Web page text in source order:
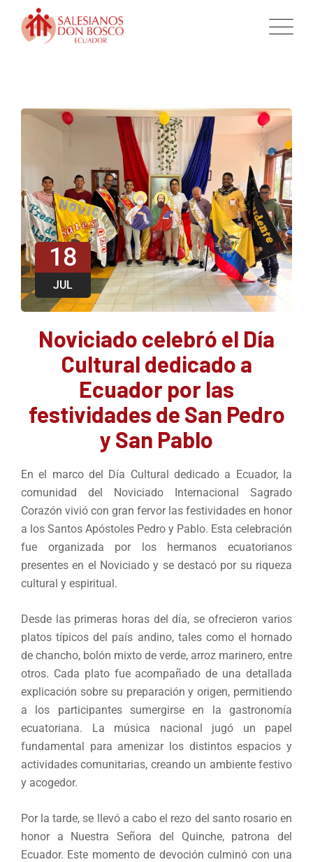
18
JUL
Noviciado celebró el Día
Cultural dedicado a
Ecuador por las
festividades de San Pedro
y San Pablo
En el marco del Día Cultural dedicado a Ecuador, la
comunidad del Noviciado Internacional Sagrado
Corazón vivió con gran fervor las festividades en honor
a los Santos Apóstoles Pedro y Pablo. Esta celebración
fue organizada por los hermanos ecuatorianos
presentes en el Noviciado y se destacó por su riqueza
cultural y espiritual.
Desde las primeras horas del día, se ofrecieron varios
platos típicos del país andino, tales como el hornado
de chancho, bolón mixto de verde, arroz marinero, entre
otros. Cada plato fue acompañado de una detallada
explicación sobre su preparación y origen, permitiendo
a los participantes sumergirse en la gastronomía
ecuatoriana. La música nacional jugó un papel
fundamental para amenizar los distintos espacios y
actividades comunitarias, creando un ambiente festivo
y acogedor.
Por la tarde, se llevó a cabo el rezo del santo rosario en
honor a Nuestra Señora del Quinche, patrona del
Ecuador. Este momento de devoción culminó con una